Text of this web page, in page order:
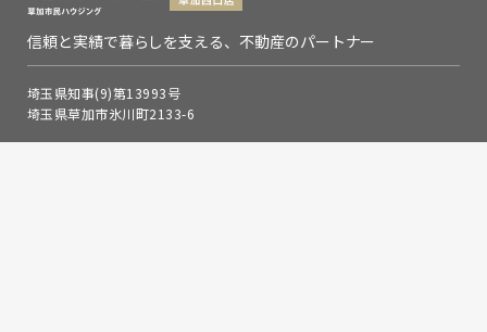
信頼と実績で暮らしを支える、不動産のパートナー
埼玉県知事(9)第13993号
埼玉県草加市氷川町2133-6